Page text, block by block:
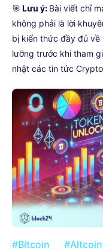
🎯 Lưu ý: Bài viết chỉ
không phải là lời
bị kiến thức đầy đủ
lưỡng trước khi tham
nhật các tin tức
#Bitcoin #Altcoin